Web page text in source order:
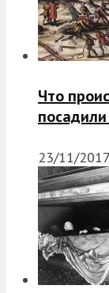
Что
23/11/2017